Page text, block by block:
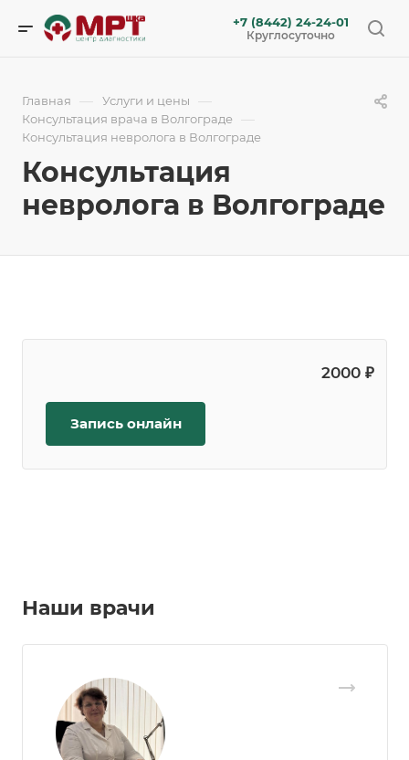
+7 (8442) 24-24-01
Круглосуточно
Главная — Услуги и цены —
Консультация врача в Волгограде —
Консультация невролога в Волгограде
Консультация
невролога в Волгограде
2000 ₽
Запись онлайн
Наши врачи